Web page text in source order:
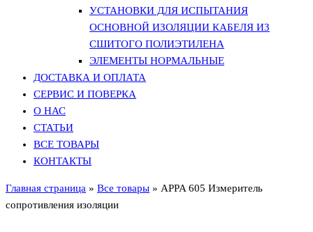
УСТАНОВКИ ДЛЯ ИСПЫТАНИЯ
ОСНОВНОЙ ИЗОЛЯЦИИ КАБЕЛЯ ИЗ
СШИТОГО ПОЛИЭТИЛЕНА
ЭЛЕМЕНТЫ НОРМАЛЬНЫЕ
ДОСТАВКА И ОПЛАТА
СЕРВИС И ПОВЕРКА
О НАС
СТАТЬИ
ВСЕ ТОВАРЫ
КОНТАКТЫ
Главная страница » Все товары » APPA 605 Измеритель
сопротивления изоляции